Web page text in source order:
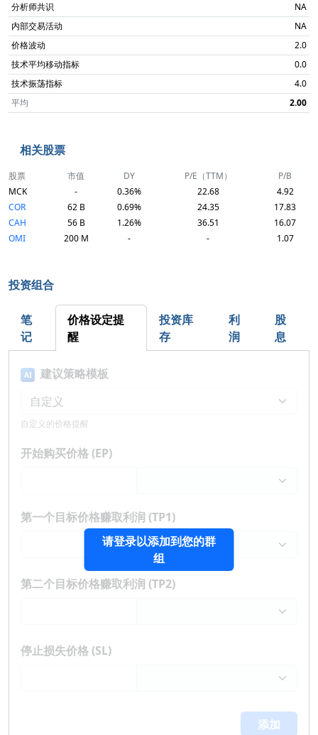
分析师共识
NA
内部交易活动
NA
价格波动
2.0
技术平均移动指标
0.0
技术振荡指标
4.0
平均
2.00
相关股票
股票 市值 DY P/E（TTM）
P/B
MCK
- 0.36% 22.68
4.92
COR
62 B 0.69% 24.35
17.83
CAH
56 B 1.26% 36.51
16.07
OMI
200 M - - 1.07
投资组合
笔
记
价格设定提
醒
投资库
存
利
润
股
息
请登录以添加到您的群
组
AI 建议策略模板
自定义的价格提醒
开始购买价格 (EP)
第一个目标价格赚取利润 (TP1)
第二个目标价格赚取利润 (TP2)
停止损失价格 (SL)
添加